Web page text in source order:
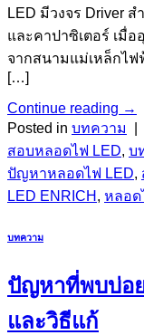
LED มีวงจร Driver
และคาปาซิเตอร์ เมื่
จากสนามแม่เหล็กไฟฟ้
[…]
Continue reading →
Posted in บทความ
สอบหลอดไฟ LED, บ
ปัญหาหลอดไฟ LED,
LED ENRICH , หลอด
บทความ
ปัญหาที่พบบ่อ
และวิธีแก้